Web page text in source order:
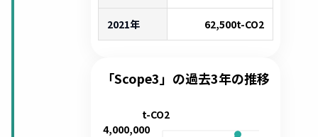
2021年 62,500t-CO2
「Scope3」の過去3年の推移
4,000,000
t-CO2